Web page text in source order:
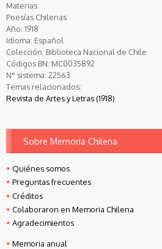
Materias:
Poesías Chilenas
Año: 1918
Idioma: Español
Colección: Biblioteca Nacional de Chile
Códigos BN: MC0035892
N° sistema: 22563
Temas relacionados:
Revista de Artes y Letras (1918)
Sobre Memoria Chilena
Quiénes somos
Preguntas frecuentes
Créditos
Colaboraron en Memoria Chilena
Agradecimientos
Memoria anual